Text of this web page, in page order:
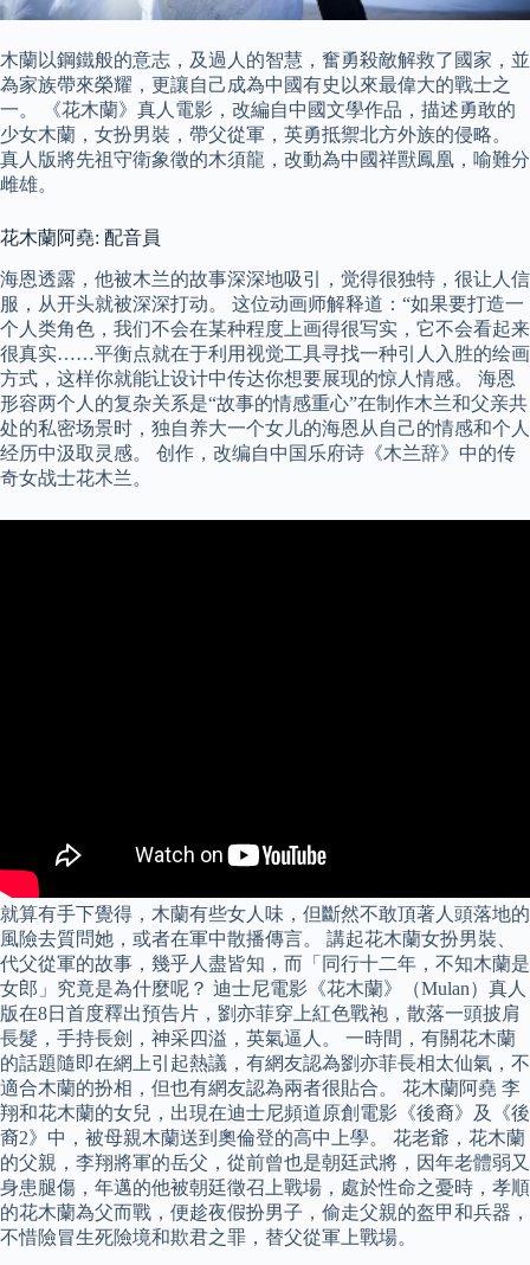
木蘭以鋼鐵般的意志，及過人的智慧，奮勇殺敵解救了國家，並
為家族帶來榮耀，更讓自己成為中國有史以來最偉大的戰士之
一。 《花木蘭》真人電影，改編自中國文學作品，描述勇敢的
少女木蘭，女扮男裝，帶父從軍，英勇抵禦北方外族的侵略。
真人版將先祖守衛象徵的木須龍，改動為中國祥獸鳳凰，喻難分
雌雄。
花木蘭阿堯: 配音員
海恩透露，他被木兰的故事深深地吸引，觉得很独特，很让人信
服，从开头就被深深打动。 这位动画师解释道：“如果要打造一
个人类角色，我们不会在某种程度上画得很写实，它不会看起来
很真实……平衡点就在于利用视觉工具寻找一种引人入胜的绘画
方式，这样你就能让设计中传达你想要展现的惊人情感。 海恩
形容两个人的复杂关系是“故事的情感重心”在制作木兰和父亲共
处的私密场景时，独自养大一个女儿的海恩从自己的情感和个人
经历中汲取灵感。 创作，改编自中国乐府诗《木兰辞》中的传
奇女战士花木兰。
就算有手下覺得，木蘭有些女人味，但斷然不敢頂著人頭落地的
風險去質問她，或者在軍中散播傳言。 講起花木蘭女扮男裝、
代父從軍的故事，幾乎人盡皆知，而「同行十二年，不知木蘭是
女郎」究竟是為什麼呢？ 迪士尼電影《花木蘭》（Mulan）真人
版在8日首度釋出預告片，劉亦菲穿上紅色戰袍，散落一頭披肩
長髮，手持長劍，神采四溢，英氣逼人。 一時間，有關花木蘭
的話題隨即在網上引起熱議，有網友認為劉亦菲長相太仙氣，不
適合木蘭的扮相，但也有網友認為兩者很貼合。 花木蘭阿堯 李
翔和花木蘭的女兒，出現在迪士尼頻道原創電影《後裔》及《後
裔2》中，被母親木蘭送到奧倫登的高中上學。 花老爺，花木蘭
的父親，李翔將軍的岳父，從前曾也是朝廷武將，因年老體弱又
身患腿傷，年邁的他被朝廷徵召上戰場，處於性命之憂時，孝順
的花木蘭為父而戰，便趁夜假扮男子，偷走父親的盔甲和兵器，
不惜險冒生死險境和欺君之罪，替父從軍上戰場。